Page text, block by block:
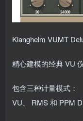
Klanghelm VUMT
精心建模的经典 VU
包含三种计量模式：
VU、 RMS 和 PPM